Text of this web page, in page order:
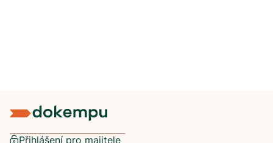
Přihlášení pro majitele